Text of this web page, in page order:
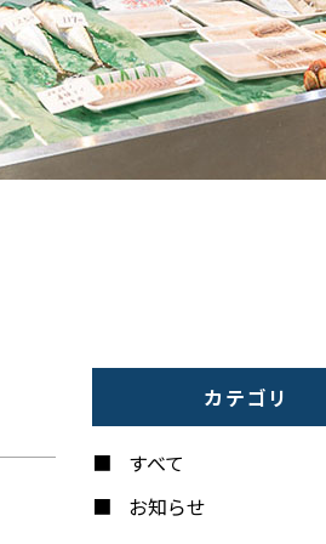
カテゴリ
すべて
お知らせ